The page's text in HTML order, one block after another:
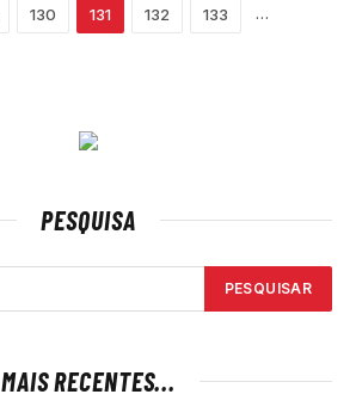
130 131 132 133 …
PESQUISA
MAIS RECENTES...